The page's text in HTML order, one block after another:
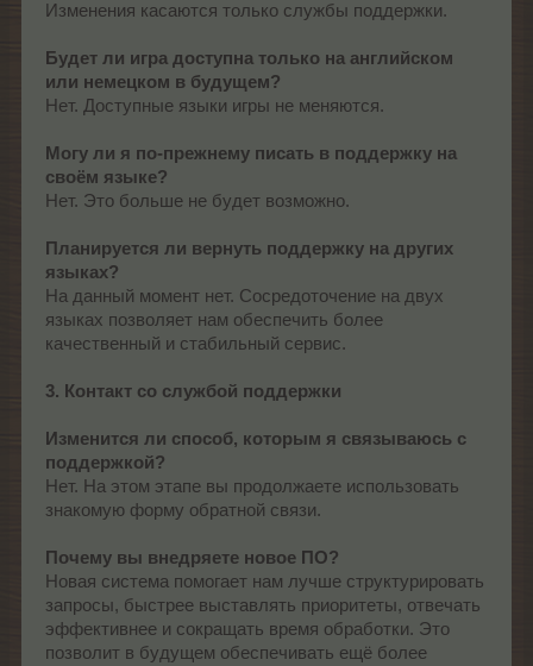
Изменения касаются только службы поддержки.
Будет ли игра доступна только на английском
или немецком в будущем?
Нет. Доступные языки игры не меняются.
Могу ли я по-прежнему писать в поддержку на
своём языке?
Нет. Это больше не будет возможно.
Планируется ли вернуть поддержку на других
языках?
На данный момент нет. Сосредоточение на двух
языках позволяет нам обеспечить более
качественный и стабильный сервис.
3. Контакт со службой поддержки
Изменится ли способ, которым я связываюсь с
поддержкой?
Нет. На этом этапе вы продолжаете использовать
знакомую форму обратной связи.
Почему вы внедряете новое ПО?
Новая система помогает нам лучше структурировать
запросы, быстрее выставлять приоритеты, отвечать
эффективнее и сокращать время обработки. Это
позволит в будущем обеспечивать ещё более